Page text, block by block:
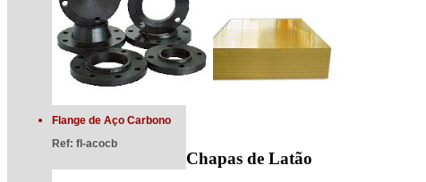
Flange de Aço Carbono
Ref: fl-acocb
Chapas de Latão